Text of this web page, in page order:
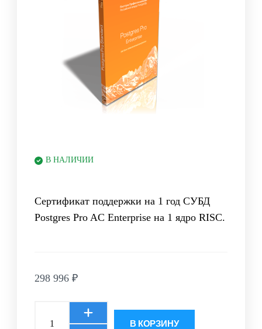
В НАЛИЧИИ
Сертификат поддержки на 1 год СУБД
Postgres Pro AC Enterprise на 1 ядро RISC.
298 996 ₽
В КОРЗИНУ